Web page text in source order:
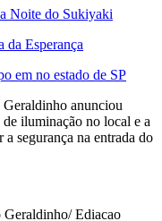
Noite do Sukiyaki
da Esperança
em no estado de SP
anunciou
iluminação no local e a
segurança na entrada do
Geraldinho/ Ediacao